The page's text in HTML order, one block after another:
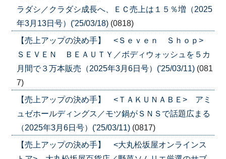
ラダシ／クラダシ成長へ、ＥＣ売上は１５％増（2025
年3月13日号）('25/03/18) (0818)
【売上アップの決め手】 <Ｓｅｖｅｎ Ｓｈｏｐ>
ＳＥＶＥＮ ＢＥＡＵＴＹ／ボディウォッシュを５カ
月間で３万本販売（2025年3月6日号）('25/03/11) (081
7)
【売上アップの決め手】 <ＴＡＫＵＮＡＢＥ> アミ
ュゼホールディングス／モツ鍋がＳＮＳで話題広まる
（2025年3月6日号）('25/03/11) (0817)
【売上アップの決め手】 <大丸松坂屋オンラインス